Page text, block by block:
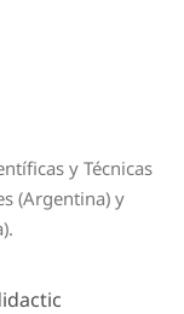
y Técnicas
(Argentina) y